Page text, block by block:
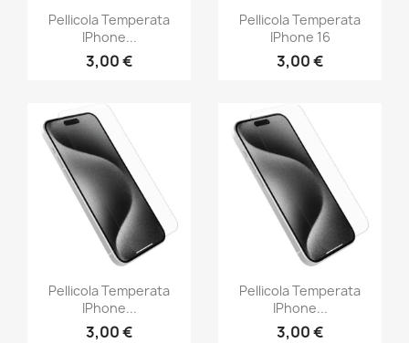
Pellicola Temperata
IPhone...
3,00 €
Pellicola Temperata
IPhone 16
3,00 €
Pellicola Temperata
IPhone...
3,00 €
Pellicola Temperata
IPhone...
3,00 €